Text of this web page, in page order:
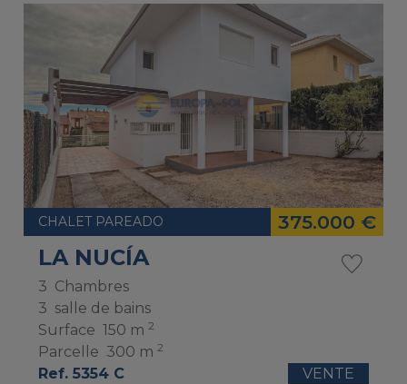
CHALET PAREADO 375.000 €
LA NUCÍA
3 Chambres
3 salle de bains
Surface 150 m 2
Parcelle 300 m 2
Ref. 5354 C VENTE